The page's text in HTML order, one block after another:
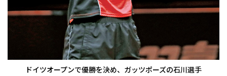
ドイツオープンで優勝を決め、ガッツポーズの石川選手